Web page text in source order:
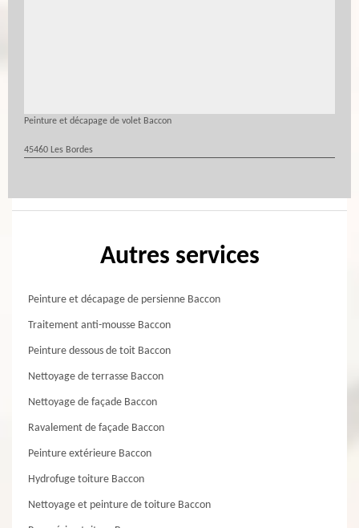
Peinture et décapage de volet Baccon
45460 Les Bordes
Autres services
Peinture et décapage de persienne Baccon
Traitement anti-mousse Baccon
Peinture dessous de toit Baccon
Nettoyage de terrasse Baccon
Nettoyage de façade Baccon
Ravalement de façade Baccon
Peinture extérieure Baccon
Hydrofuge toiture Baccon
Nettoyage et peinture de toiture Baccon